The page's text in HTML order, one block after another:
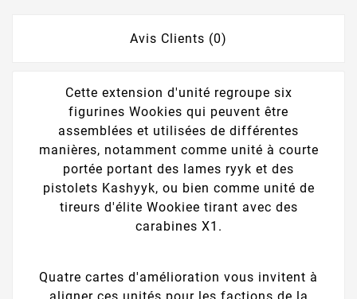
Avis Clients (0)
Cette extension d'unité regroupe six
figurines Wookies qui peuvent être
assemblées et utilisées de différentes
manières, notamment comme unité à courte
portée portant des lames ryyk et des
pistolets Kashyyk, ou bien comme unité de
tireurs d'élite Wookiee tirant avec des
carabines X1.
Quatre cartes d'amélioration vous invitent à